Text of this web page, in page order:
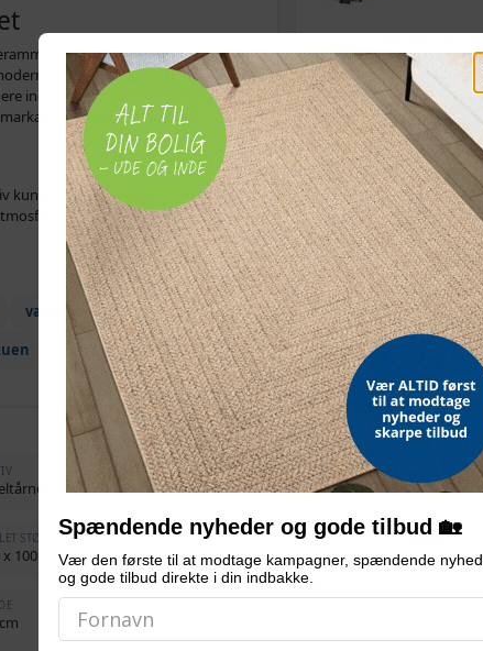
og er vandafvisende samt
udtryk på væggen, og sættet
indramning. Med sin samlede
blikfang i større rum.
kunst med stor visuel effekt. De fem
og et stilfuldt præg til både
vægdekoration
STØRRELSE
x 100 cm
100 x 50
200 x 100
100 x 50
100 x 50
flerfarvet -
200 x 100
200 x 100
200 x 100
200 x 100
200 x 100
OFTE KØBT
POPULÆR
Bordmodel
isterningmaskine - 9
terninger på 6 min.,
509,-
Spændende nyheder og gode tilbud 🏡
Vær den første til at modtage kampagner, spændende
og gode tilbud direkte i din indbakke.